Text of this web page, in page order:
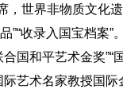
，世界非物质文化
”“收录入国宝档案
合国和平艺术金奖”“
际艺术名家教授国